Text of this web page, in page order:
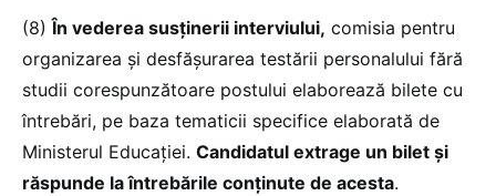
(8)În vederea susținerii interviului, comisia pentru
organizarea și desfășurarea testării personalului fără
studii corespunzătoare postului elaborează bilete cu
întrebări, pe baza tematicii specifice elaborată de
Ministerul Educației. Candidatul extrage un bilet și
răspunde la întrebările conținute de acesta.